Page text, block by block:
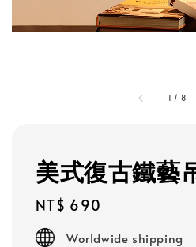
1 / 8
美式復古鐵藝
Regular
price
NT$ 690
Worldwide shipping